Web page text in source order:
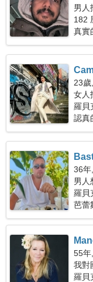
男人
182
真實
23歲
女人
羅貝
認真
36年
男人
羅貝
芭蕾
55年
我對
羅貝